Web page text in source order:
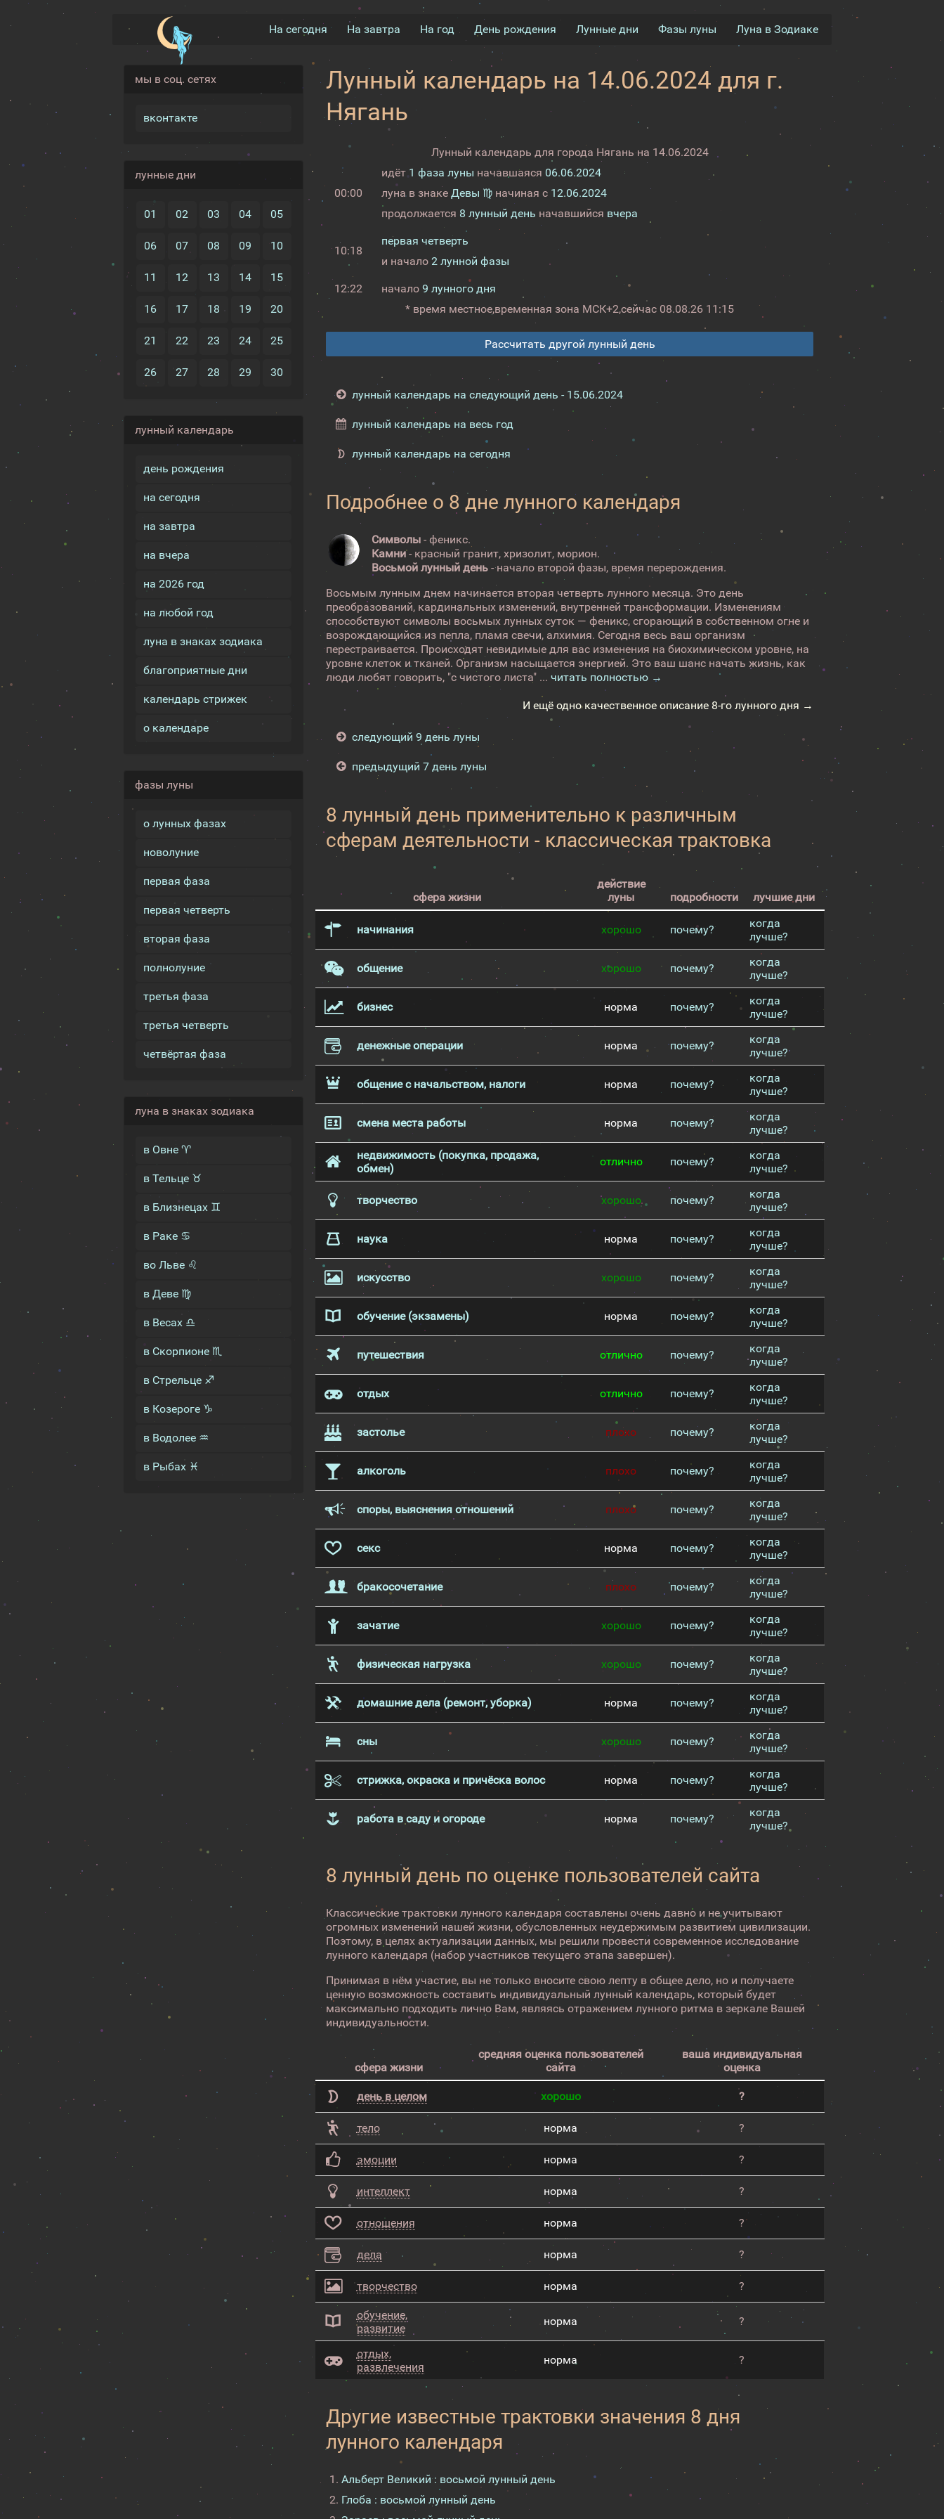
На сегодня На завтра На год День рождения Лунные дни Фазы луны Луна в Зодиаке
мы в соц. сетях
вконтакте
лунные дни
01 02 03 04 05
06 07 08 09 10
11 12 13 14 15
16 17 18 19 20
21 22 23 24 25
26 27 28 29 30
лунный календарь
день рождения
на сегодня
на завтра
на вчера
на 2026 год
на любой год
луна в знаках зодиака
благоприятные дни
календарь стрижек
о календаре
фазы луны
о лунных фазах
новолуние
первая фаза
первая четверть
вторая фаза
полнолуние
третья фаза
третья четверть
четвёртая фаза
луна в знаках зодиака
в Овне ♈
в Тельце ♉
в Близнецах ♊
в Раке ♋
во Льве ♌
в Деве ♍
в Весах ♎
в Скорпионе ♏
в Стрельце ♐
в Козероге ♑
в Водолее ♒
в Рыбах ♓
Лунный календарь на 14.06.2024 для г.
Нягань
Лунный календарь для города Нягань на 14.06.2024
00:00
идёт 1 фаза луны начавшаяся 06.06.2024
луна в знаке Девы ♍начиная с 12.06.2024
продолжается 8 лунный день начавшийся вчера
10:18
первая четверть
и начало 2 лунной фазы
12:22 начало 9 лунного дня
* время местное,временная зона МСК+2,сейчас 08.08.26 11:15
Рассчитать другой лунный день
лунный календарь на следующий день - 15.06.2024
лунный календарь на весь год
лунный календарь на сегодня
Подробнее о 8 дне лунного календаря
Символы - феникс.
Камни- красный гранит, хризолит, морион.
Восьмой лунный день - начало второй фазы, время перерождения.
Восьмым лунным днем начинается вторая четверть лунного месяца. Это день
преобразований, кардинальных изменений, внутренней трансформации. Изменениям
способствуют символы восьмых лунных суток — феникс, сгорающий в собственном огне и
возрождающийся из пепла, пламя свечи, алхимия. Сегодня весь ваш организм
перестраивается. Происходят невидимые для вас изменения на биохимическом уровне, на
уровне клеток и тканей. Организм насыщается энергией. Это ваш шанс начать жизнь, как
люди любят говорить, "с чистого листа" ...читать полностью →
И ещё одно качественное описание 8-го лунного дня →
следующий 9 день луны
предыдущий 7 день луны
8 лунный день применительно к различным
сферам деятельности - классическая трактовка
сфера жизни
действие
луны
подробности лучшие дни
начинания хорошо почему?
когда
лучше?
общение хорошо почему?
когда
лучше?
бизнес норма почему?
когда
лучше?
денежные операции норма почему?
когда
лучше?
общение с начальством, налоги норма почему?
когда
лучше?
смена места работы норма почему?
когда
лучше?
недвижимость (покупка, продажа,
обмен)
отлично почему?
когда
лучше?
творчество хорошо почему?
когда
лучше?
наука норма почему?
когда
лучше?
искусство хорошо почему?
когда
лучше?
обучение (экзамены) норма почему?
когда
лучше?
путешествия отлично почему?
когда
лучше?
отдых отлично почему?
когда
лучше?
застолье плохо почему?
когда
лучше?
алкоголь плохо почему?
когда
лучше?
споры, выяснения отношений плохо почему?
когда
лучше?
секс норма почему?
когда
лучше?
бракосочетание плохо почему?
когда
лучше?
зачатие хорошо почему?
когда
лучше?
физическая нагрузка хорошо почему?
когда
лучше?
домашние дела (ремонт, уборка) норма почему?
когда
лучше?
сны хорошо почему?
когда
лучше?
стрижка, окраска и причёска волос норма почему?
когда
лучше?
работа в саду и огороде норма почему?
когда
лучше?
8 лунный день по оценке пользователей сайта
Классические трактовки лунного календаря составлены очень давно и не учитывают
огромных изменений нашей жизни, обусловленных неудержимым развитием цивилизации.
Поэтому, в целях актуализации данных, мы решили провести современное исследование
лунного календаря (набор участников текущего этапа завершен).
Принимая в нём участие, вы не только вносите свою лепту в общее дело, но и получаете
ценную возможность составить индивидуальный лунный календарь, который будет
максимально подходить лично Вам, являясь отражением лунного ритма в зеркале Вашей
индивидуальности.
сфера жизни
средняя оценка пользователей
сайта
ваша индивидуальная
оценка
день в целом хорошо ?
тело норма ?
эмоции норма ?
интеллект норма ?
отношения норма ?
дела норма ?
творчество норма ?
обучение,
развитие
норма ?
отдых,
развлечения
норма ?
Другие известные трактовки значения 8 дня
лунного календаря
Альберт Великий : восьмой лунный день
Глоба : восьмой лунный день